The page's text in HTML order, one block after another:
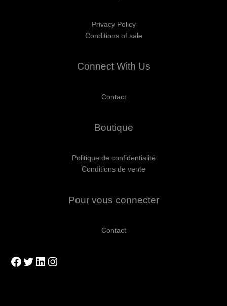
Privacy Policy
Conditions of sale
Connect With Us
Contact
Boutique
Politique de confidentialité
Conditions de vente
Pour vous connecter
Contact
Facebook
Twitter
LinkedIn
Instagram